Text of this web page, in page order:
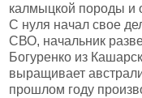
калмыцкой породы и
С нуля начал свое
СВО, начальник
Богуренко из
выращивает
прошлом году